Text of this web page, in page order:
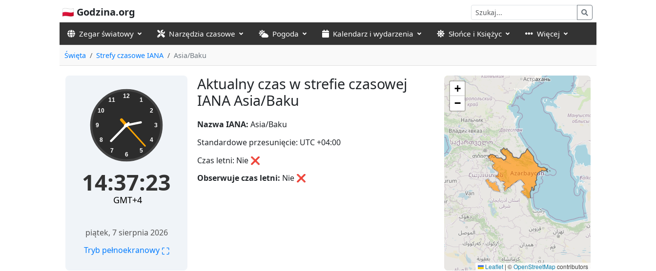
🇵🇱 Godzina.org
Zegar światowy Narzędzia czasowe Pogoda Kalendarz i wydarzenia Słońce i Księżyc Więcej
Święta Strefy czasowe IANA Asia/Baku
Aktualny czas w strefie czasowej
IANA Asia/Baku
14:37:24 12
1
2
3
4
5
6
7
8
9
10
11
14:37:24
GMT+4
piątek, 7 sierpnia 2026
Tryb pełnoekranowy ⛶
Nazwa IANA: Asia/Baku
Standardowe przesunięcie: UTC +04:00
Czas letni: Nie ❌
Obserwuje czas letni: Nie ❌
+
−
Leaflet | ©OpenStreetMapcontributors